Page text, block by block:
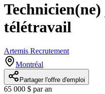
télétravail
Artemis Recrutement
Montréal
Partager l'offre d'emploi
65 000 $ par an